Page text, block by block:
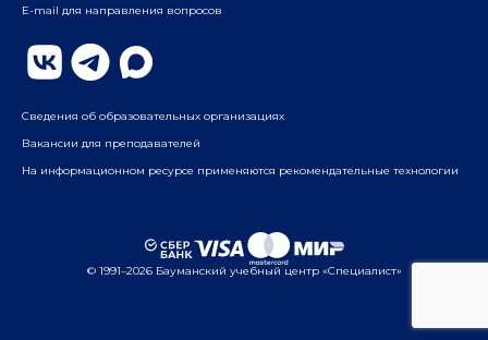
Бауманский
ул. Бауманская, д. 6, стр. 2, бизнес-центр «Виктория
Плаза», 4-й этаж
E-mail для направления вопросов
Сведения об образовательных организациях
Вакансии для преподавателей
На информационном ресурсе применяются рекомендательные технологии
© 1991–2026 Бауманский учебный центр «Специалист»